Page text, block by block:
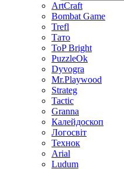
ArtCraft
Bombat Game
Trefl
Тато
ToP Bright
PuzzleOk
Dyvogra
Mr.Playwood
Strateg
Tactic
Granna
Калейдоскоп
Логосвіт
Технок
Arial
Ludum